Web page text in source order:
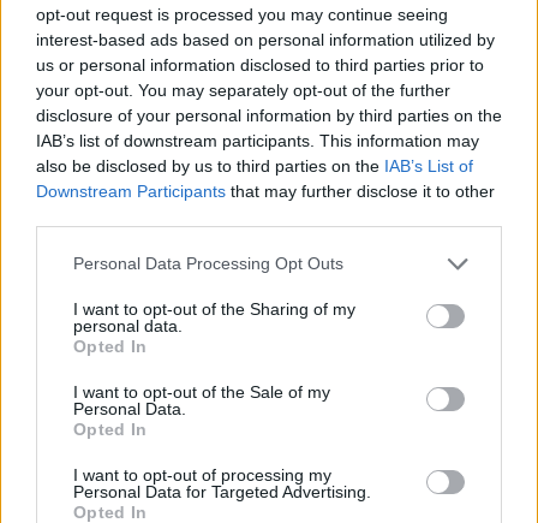
opt-out request is processed you may continue seeing
interest-based ads based on personal information utilized by
us or personal information disclosed to third parties prior to
your opt-out. You may separately opt-out of the further
disclosure of your personal information by third parties on the
IAB’s list of downstream participants. This information may
also be disclosed by us to third parties on the IAB’s List of
Downstream Participants that may further disclose it to other
Personal Data Processing Opt Outs
I want to opt-out of the Sharing of my
personal data.
Opted In
I want to opt-out of the Sale of my
Personal Data.
Opted In
I want to opt-out of processing my
Personal Data for Targeted Advertising.
Opted In
KAPCSOLÓDÓ HÍREK
Máris temethetjük a GTA és a Yakuza
szerelemgyermekét?
A The Game Awards egyik legígéretesebb
címe már a megjelenés előtt megbukott?!